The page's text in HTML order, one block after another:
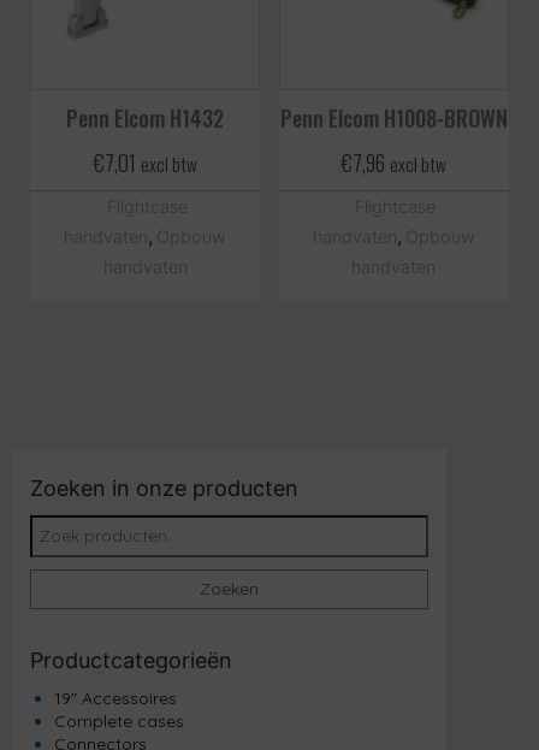
Penn Elcom H1432
€7,01 excl btw
Flightcase
handvaten, Opbouw
handvaten
Penn Elcom H1008-BROWN
€7,96 excl btw
Flightcase
handvaten, Opbouw
handvaten
Zoeken in onze producten
Zoeken naar:
Zoeken
Productcategorieën
19" Accessoires
Complete cases
Connectors